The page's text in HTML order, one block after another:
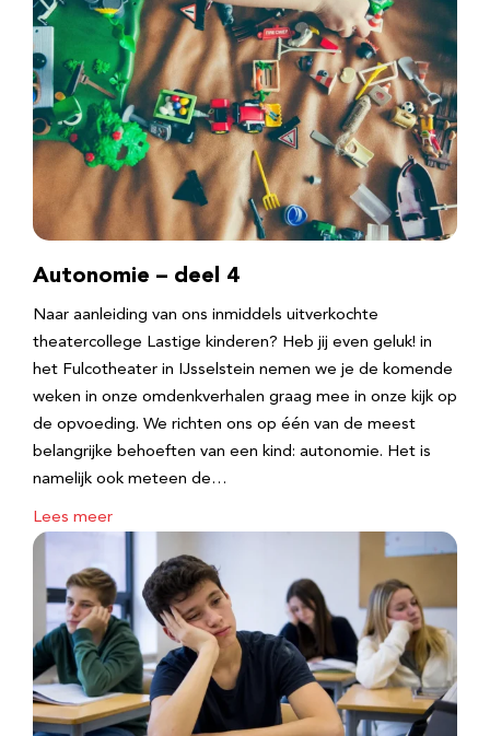
Autonomie – deel 4
Naar aanleiding van ons inmiddels uitverkochte
theatercollege Lastige kinderen? Heb jij even geluk! in
het Fulcotheater in IJsselstein nemen we je de komende
weken in onze omdenkverhalen graag mee in onze kijk op
de opvoeding. We richten ons op één van de meest
belangrijke behoeften van een kind: autonomie. Het is
namelijk ook meteen de…
Lees meer